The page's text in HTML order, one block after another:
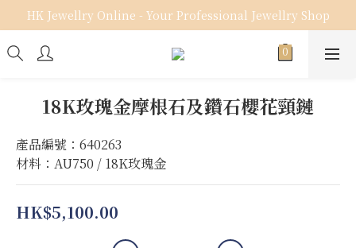
HK Jewellry Online - Your Professional Jewellry Shop
18K玫瑰金摩根石及鑽石櫻花頸鏈
產品編號：640263
材料：AU750 / 18K玫瑰金
HK$5,100.00